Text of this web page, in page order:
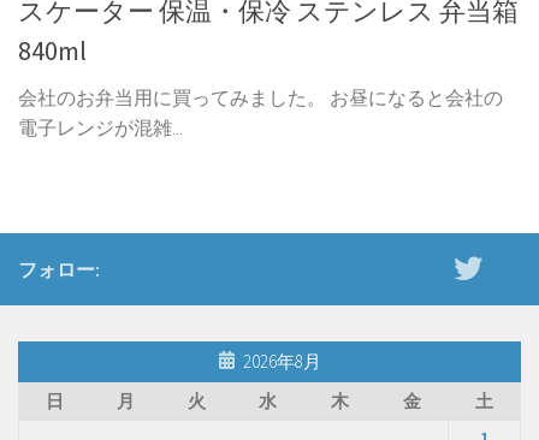
スケーター 保温・保冷 ステンレス 弁当箱
840ml
会社のお弁当用に買ってみました。 お昼になると会社の
電子レンジが混雑...
フォロー:
2026年8月
日
月 火 水 木 金
土